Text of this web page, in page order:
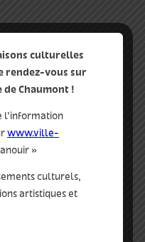
mai
Margot
culturelles
rendez-vous sur
Chaumont !
l’information
www.ville-
»
culturels,
artistiques et